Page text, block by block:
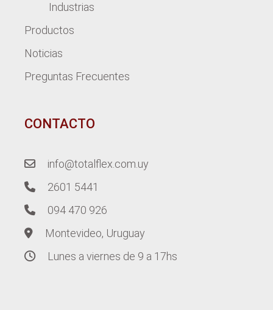
Industrias
Productos
Noticias
Preguntas Frecuentes
CONTACTO
info@totalflex.com.uy
2601 5441
094 470 926
Montevideo, Uruguay
Lunes a viernes de 9 a 17hs